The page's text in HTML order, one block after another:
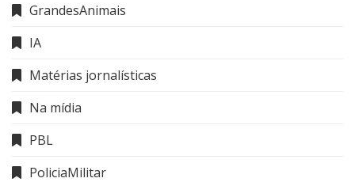
GrandesAnimais
IA
Matérias jornalísticas
Na mídia
PBL
PoliciaMilitar